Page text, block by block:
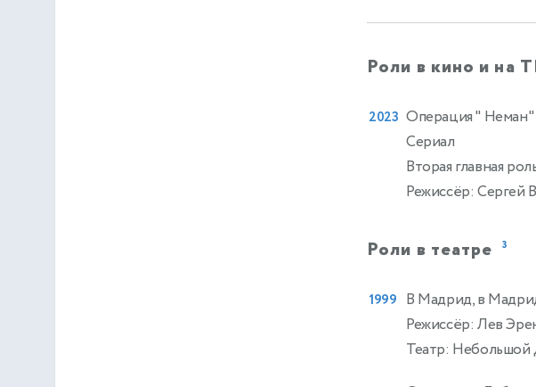
Роли в кино и на
2023 Операция " Неман"
Сериал
Вторая главная
Режиссёр: Сергей
Роли в театре 3
1999 В Мадрид, в
Режиссёр: Лев
Театр: Небольшой